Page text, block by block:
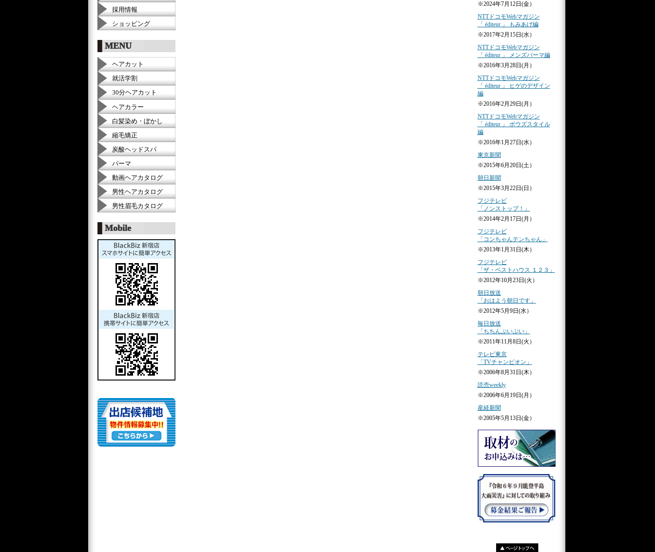
採用情報
ショッピング
MENU
ヘアカット
就活学割
30分ヘアカット
ヘアカラー
白髪染め・ぼかし
縮毛矯正
炭酸ヘッドスパ
パーマ
動画ヘアカタログ
男性ヘアカタログ
男性眉毛カタログ
Mobile
※2024年7月12日(金）
NTTドコモWebマガジン
「 éditeur 」 もみあげ編
※2017年2月15日(水）
NTTドコモWebマガジン
「 éditeur 」 メンズパーマ編
※2016年3月28日(月）
NTTドコモWebマガジン
「 éditeur 」 ヒゲのデザイン
編
※2016年2月29日(月）
NTTドコモWebマガジン
「 éditeur 」 ボウズスタイル
編
※2016年1月27日(水）
東京新聞
※2015年6月20日(土）
朝日新聞
※2015年3月22日(日）
フジテレビ
「ノンストップ！」
※2014年2月17日(月）
フジテレビ
「コンちゃんテンちゃん」
※2013年1月31日(木）
フジテレビ
「ザ・ベストハウス １２３」
※2012年10月23日(火）
朝日放送
「おはよう朝日です」
※2012年5月9日(水）
毎日放送
「ちちんぷいぷい」
※2011年11月8日(火）
テレビ東京
「TVチャンピオン」
※2006年8月31日(木）
読売weekly
※2006年6月19日(月）
産経新聞
※2005年5月13日(金）